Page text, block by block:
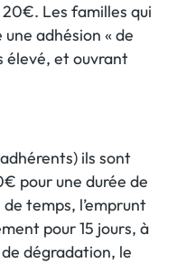
Les familles qui
adhésion « de
élevé, et ouvrant
ils sont
pour une durée de
temps, l’emprunt
pour 15 jours, à
dégradation, le